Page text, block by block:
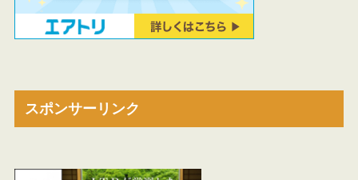
スポンサーリンク